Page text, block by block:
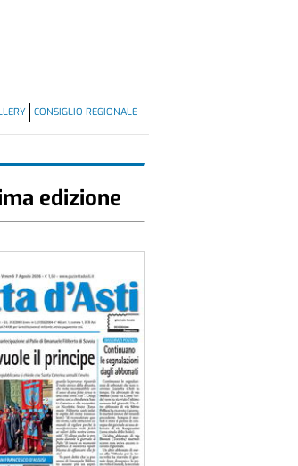
CONSIGLIO REGIONALE
edizione